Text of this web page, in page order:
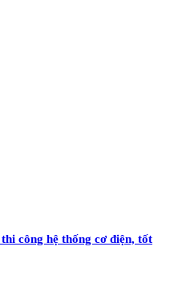
công hệ thống cơ điện, tốt